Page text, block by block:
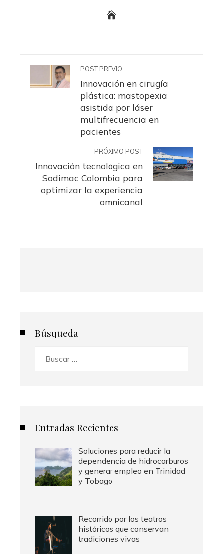
POST PREVIO
Innovación en cirugía
plástica: mastopexia
asistida por láser
multifrecuencia en
pacientes
PRÓXIMO POST
Innovación tecnológica en
Sodimac Colombia para
optimizar la experiencia
omnicanal
Búsqueda
Entradas Recientes
Soluciones para reducir la
dependencia de hidrocarburos
y generar empleo en Trinidad
y Tobago
Recorrido por los teatros
históricos que conservan
tradiciones vivas